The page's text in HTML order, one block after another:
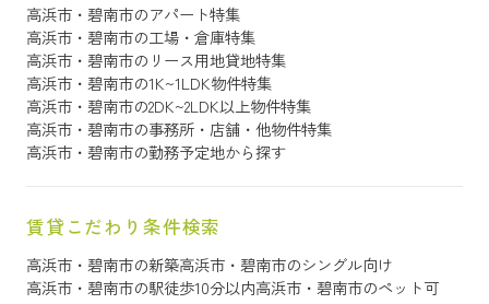
高浜市・碧南市のアパート特集
高浜市・碧南市の工場・倉庫特集
高浜市・碧南市のリース用地貸地特集
高浜市・碧南市の1K~1LDK物件特集
高浜市・碧南市の2DK~2LDK以上物件特集
高浜市・碧南市の事務所・店舗・他物件特集
高浜市・碧南市の勤務予定地から探す
賃貸こだわり条件検索
高浜市・碧南市の新築高浜市・碧南市のシングル向け
高浜市・碧南市の駅徒歩10分以内高浜市・碧南市のペット可